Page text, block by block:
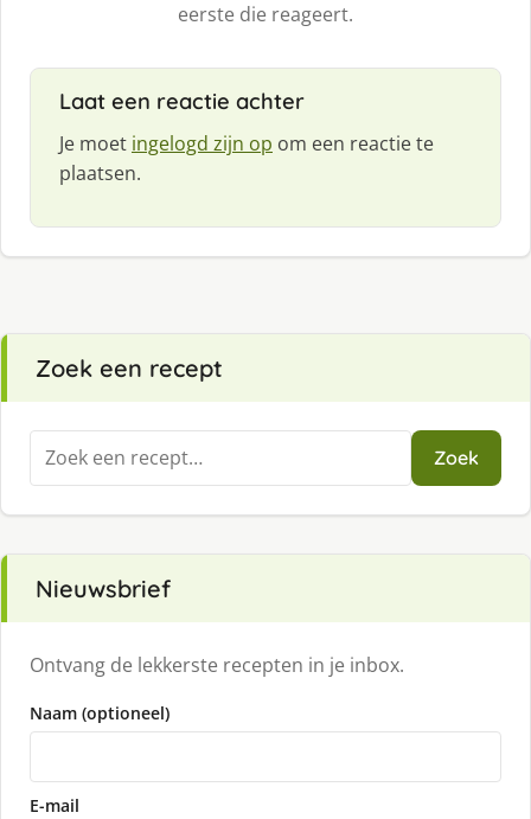
eerste die reageert.
Laat een reactie achter
Je moet ingelogd zijn op om een reactie te
plaatsen.
Zoek een recept
Zoeken
naar:
Zoek
Nieuwsbrief
Ontvang de lekkerste recepten in je inbox.
Naam (optioneel)
E-mail